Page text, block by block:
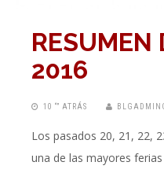
RESUMEN
2016
10 “” ATRÁS
Los pasados 20, 21, 22,
una de las mayores